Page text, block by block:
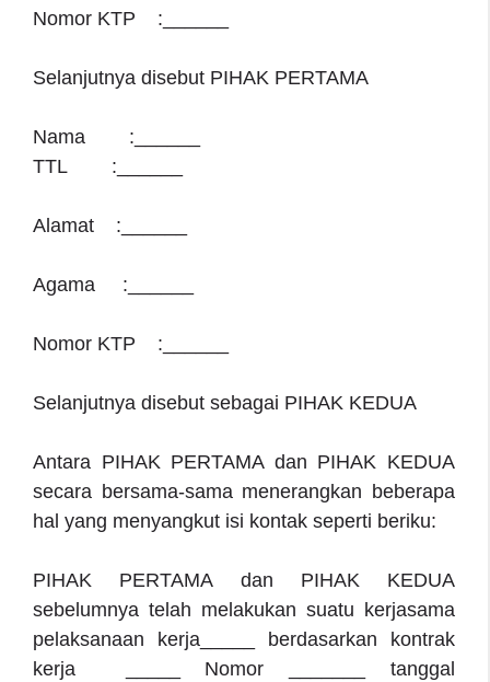
Nomor KTP :______
Selanjutnya disebut PIHAK PERTAMA
Nama :______
TTL :______
Alamat :______
Agama :______
Nomor KTP :______
Selanjutnya disebut sebagai PIHAK KEDUA
Antara PIHAK PERTAMA dan PIHAK KEDUA
secara bersama-sama menerangkan beberapa
hal yang menyangkut isi kontak seperti beriku:
PIHAK PERTAMA dan PIHAK KEDUA
sebelumnya telah melakukan suatu kerjasama
pelaksanaan kerja_____ berdasarkan kontrak
kerja _____ Nomor _______ tanggal